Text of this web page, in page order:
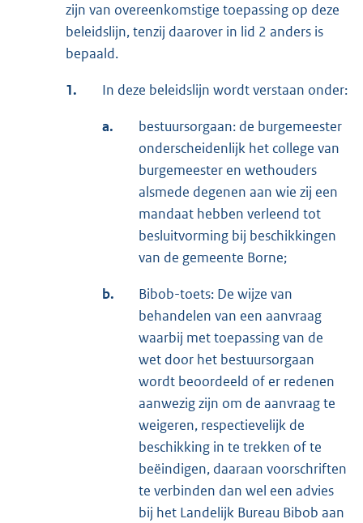
zijn van overeenkomstige toepassing op deze
beleidslijn, tenzij daarover in lid 2 anders is
bepaald.
1. In deze beleidslijn wordt verstaan onder:
a.
bestuursorgaan: de burgemeester
onderscheidenlijk het college van
burgemeester en wethouders
alsmede degenen aan wie zij een
mandaat hebben verleend tot
besluitvorming bij beschikkingen
van de gemeente Borne;
b.
Bibob-toets: De wijze van
behandelen van een aanvraag
waarbij met toepassing van de
wet door het bestuursorgaan
wordt beoordeeld of er redenen
aanwezig zijn om de aanvraag te
weigeren, respectievelijk de
beschikking in te trekken of te
beëindigen, daaraan voorschriften
te verbinden dan wel een advies
bij het Landelijk Bureau Bibob aan